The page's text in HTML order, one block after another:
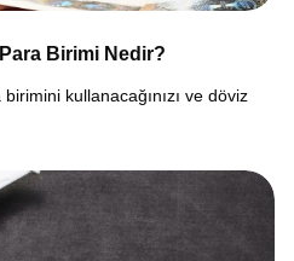
Birimi Nedir?
kullanacağınızı ve döviz